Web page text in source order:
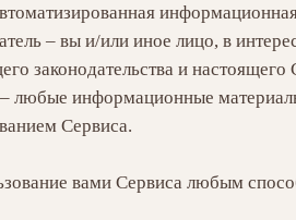
– вы и/или иное лицо, в
законодательства и настоящего
любые информационные
Сервиса.
вами Сервиса любым